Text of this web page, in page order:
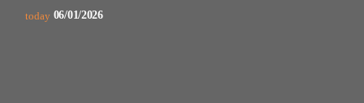
today 06/01/2026